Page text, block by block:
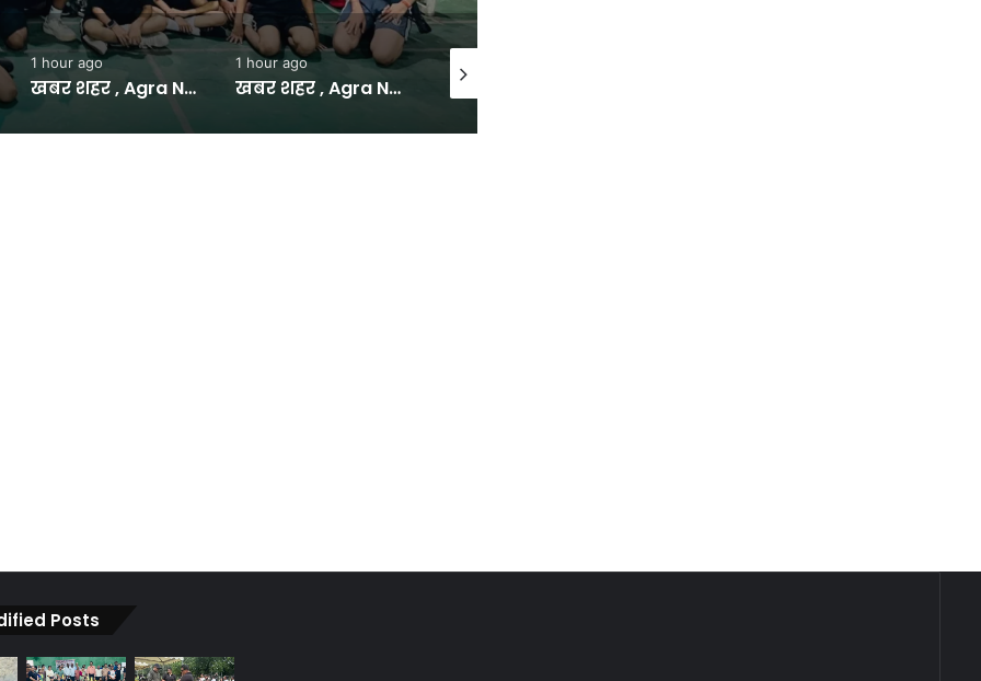
1 hour ago
खबर शहर , Agra News: हॉकी के जादूगर को मरणोपरांत भारत रत्न देने की मुहिम से जुड़ा आगरा – INA
1 hour ago
खबर शहर , Agra News: निगम के खिलाफ अनोखा विरोध…गड्ढे का पूजन कर उतारी आरती – INA
2 hours ago
Posts